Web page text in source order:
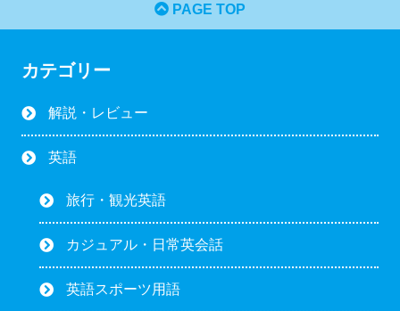
PAGE TOP
カテゴリー
解説・レビュー
英語
旅行・観光英語
カジュアル・日常英会話
英語スポーツ用語